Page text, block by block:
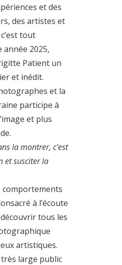
et des
des artistes et
tout
année 2025,
Patient un
et inédit.
et la
participe à
et plus
la montrer, c’est
et susciter la
comportements
à l’écoute
tous les
artistiques.
très large public